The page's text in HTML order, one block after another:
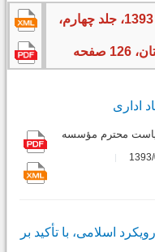
اسلام و پژوهش های مدیریتی، سال 1393، جلد چهارم،
اداری
محترم مؤسسه
اسلامی، ‌با تأکید بر